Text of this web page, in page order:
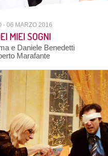
- 06 MARZO 2016
MIEI SOGNI
e Daniele Benedetti
Marafante